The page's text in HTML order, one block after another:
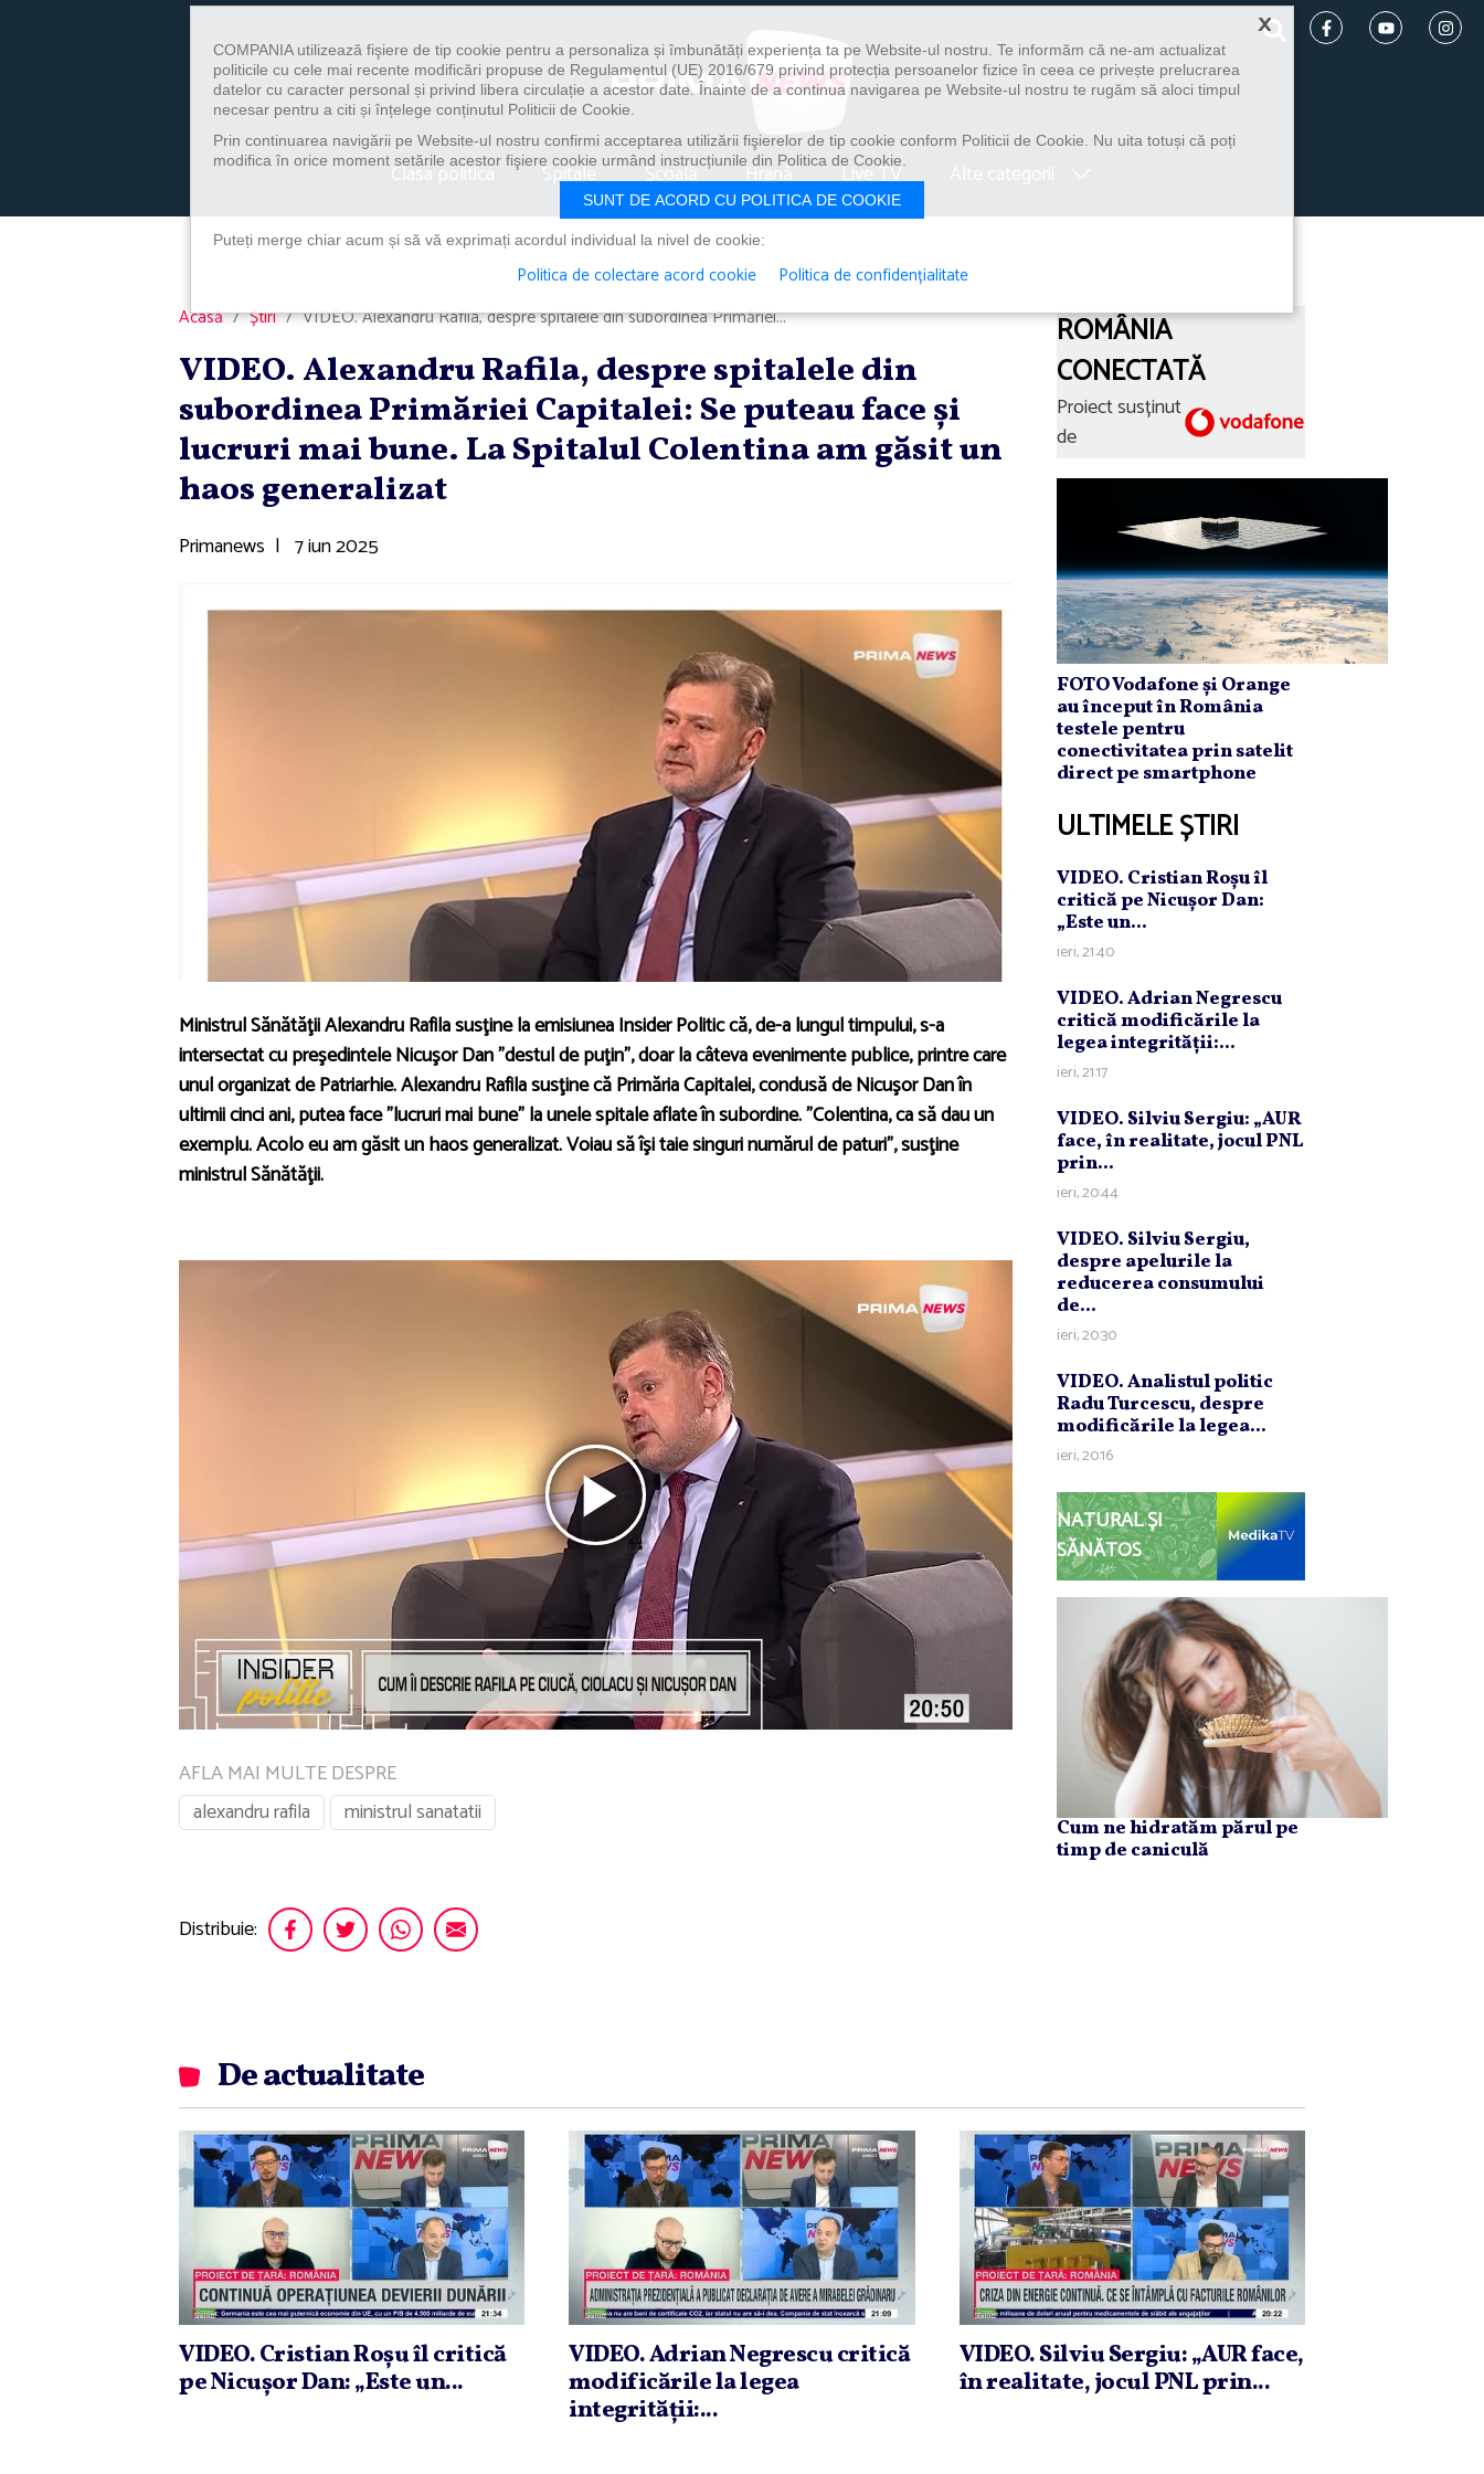
Clasa politica Spitale Școală Hrană Live TV
Acasă Știri VIDEO. Alexandru Rafila, despre spitalele din subordinea Primăriei...
VIDEO. Alexandru Rafila, despre spitalele din
subordinea Primăriei Capitalei: Se puteau face şi
lucruri mai bune. La Spitalul Colentina am găsit un
haos generalizat
Primanews | 7 iun 2025
Ministrul Sănătăţii Alexandru Rafila susţine la emisiunea Insider Politic că, de-a lungul timpului, s-a
intersectat cu preşedintele Nicuşor Dan ”destul de puţin”, doar la câteva evenimente publice, printre care
unul organizat de Patriarhie. Alexandru Rafila susţine că Primăria Capitalei, condusă de Nicuşor Dan în
ultimii cinci ani, putea face ”lucruri mai bune” la unele spitale aflate în subordine. ”Colentina, ca să dau un
exemplu. Acolo eu am găsit un haos generalizat. Voiau să îşi taie singuri numărul de paturi”, susţine
ministrul Sănătăţii.
AFLA MAI MULTE DESPRE
alexandru rafila
ministrul sanatatii
Distribuie:
ROMÂNIA
CONECTATĂ
Proiect susținut
de
FOTO Vodafone și Orange
au început în România
testele pentru
conectivitatea prin satelit
direct pe smartphone
ULTIMELE ȘTIRI
VIDEO. Cristian Roşu îl
critică pe Nicuşor Dan:
„Este un...
ieri, 21:40
VIDEO. Adrian Negrescu
critică modificările la
legea integrităţii:...
ieri, 21:17
VIDEO. Silviu Sergiu: „AUR
face, în realitate, jocul PNL
prin...
ieri, 20:44
VIDEO. Silviu Sergiu,
despre apelurile la
reducerea consumului
de...
ieri, 20:30
VIDEO. Analistul politic
Radu Turcescu, despre
modificările la legea...
ieri, 20:16
NATURAL ȘI
SĂNĂTOS
Cum ne hidratăm părul pe
timp de caniculă
De actualitate
VIDEO. Cristian Roşu îl critică
pe Nicuşor Dan: „Este un...
VIDEO. Adrian Negrescu critică
modificările la legea
integrităţii:...
VIDEO. Silviu Sergiu: „AUR face,
în realitate, jocul PNL prin...
×
COMPANIA utilizează fişiere de tip cookie pentru a personaliza și îmbunătăți experiența ta pe Website-ul nostru. Te informăm că ne-am actualizat
politicile cu cele mai recente modificări propuse de Regulamentul (UE) 2016/679 privind protecția persoanelor fizice în ceea ce privește prelucrarea
datelor cu caracter personal și privind libera circulație a acestor date. Înainte de a continua navigarea pe Website-ul nostru te rugăm să aloci timpul
necesar pentru a citi și înțelege conținutul Politicii de Cookie.
Prin continuarea navigării pe Website-ul nostru confirmi acceptarea utilizării fişierelor de tip cookie conform Politicii de Cookie. Nu uita totuși că poți
modifica în orice moment setările acestor fişiere cookie urmând instrucțiunile din Politica de Cookie.
SUNT DE ACORD CU POLITICA DE COOKIE
Puteți merge chiar acum și să vă exprimați acordul individual la nivel de cookie:
Politica de colectare acord cookie Politica de confidențialitate